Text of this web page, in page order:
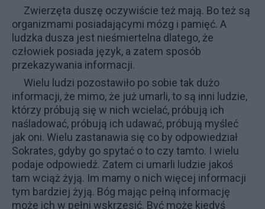
Zwierzęta duszę oczywiście też mają. Bo też są
organizmami posiadającymi mózg i pamięć. A
ludzka dusza jest nieśmiertelna dlatego, że
człowiek posiada język, a zatem sposób
przekazywania informacji.
Wielu ludzi pozostawiło po sobie tak dużo
informacji, że mimo, że już umarli, to są inni ludzie,
którzy próbują się w nich wcielać, próbują ich
naśladować, próbują ich udawać, próbują myśleć
jak oni. Wielu zastanawia się co by odpowiedział
Sokrates, gdyby go spytać o to czy tamto. I wielu
podaje odpowiedź. Zatem ci umarli ludzie jakoś
tam wciąż żyją. Im mamy o nich więcej informacji
tym bardziej żyją. Bóg mając pełną informację
może ich w pełni wskrzesić. Być może kiedyś